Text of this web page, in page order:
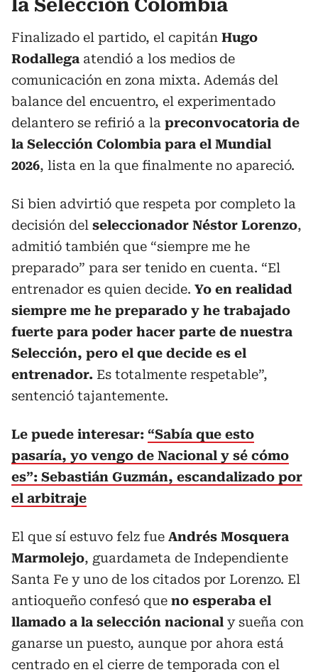
la Selección Colombia
Finalizado el partido, el capitán Hugo
Rodallega atendió a los medios de
comunicación en zona mixta. Además del
balance del encuentro, el experimentado
delantero se refirió a la preconvocatoria de
la Selección Colombia para el Mundial
2026, lista en la que finalmente no apareció.
Si bien advirtió que respeta por completo la
decisión del seleccionador Néstor Lorenzo,
admitió también que “siempre me he
preparado” para ser tenido en cuenta. “El
entrenador es quien decide. Yo en realidad
siempre me he preparado y he trabajado
fuerte para poder hacer parte de nuestra
Selección, pero el que decide es el
entrenador. Es totalmente respetable”,
sentenció tajantemente.
Le puede interesar: “Sabía que esto
pasaría, yo vengo de Nacional y sé cómo
es”: Sebastián Guzmán, escandalizado por
el arbitraje
El que sí estuvo felz fue Andrés Mosquera
Marmolejo, guardameta de Independiente
Santa Fe y uno de los citados por Lorenzo. El
antioqueño confesó que no esperaba el
llamado a la selección nacional y sueña con
ganarse un puesto, aunque por ahora está
centrado en el cierre de temporada con el